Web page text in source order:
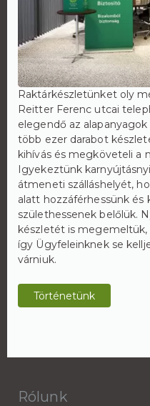
Raktárkészletünket oly
Reitter Ferenc utcai
elegendő az
több ezer darabot
kihívás és megköveteli a
Igyekeztünk
átmeneti szálláshelyét,
alatt hozzáférhessünk
születhessenek belőlük.
készletét is
így Ügyfeleinknek se
várniuk.
Történetünk
Rólunk